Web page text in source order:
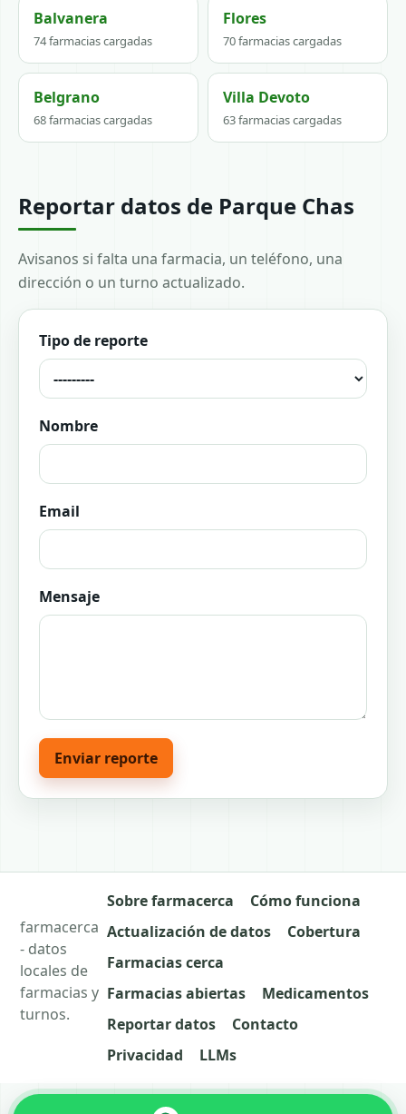
Balvanera
74 farmacias cargadas
Flores
70 farmacias cargadas
Belgrano
68 farmacias cargadas
Villa Devoto
63 farmacias cargadas
Reportar datos de Parque Chas
Avisanos si falta una farmacia, un teléfono, una
dirección o un turno actualizado.
Tipo de reporte
Nombre
Email
Mensaje
Enviar reporte
farmacerca
- datos
locales de
farmacias y
turnos.
Sobre farmacerca
Cómo funciona
Actualización de datos
Cobertura
Farmacias cerca
Farmacias abiertas
Medicamentos
Reportar datos
Contacto
Privacidad
LLMs